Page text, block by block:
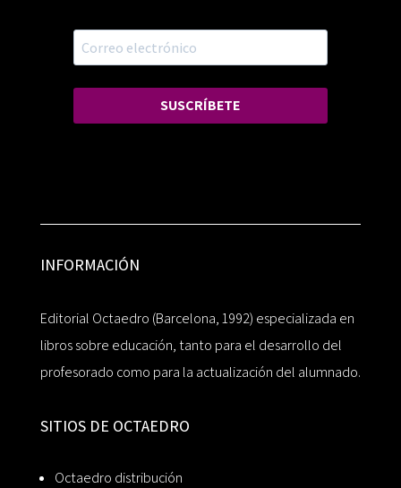
SUSCRÍBETE
INFORMACIÓN
Editorial Octaedro (Barcelona, 1992) especializada en
libros sobre educación, tanto para el desarrollo del
profesorado como para la actualización del alumnado.
SITIOS DE OCTAEDRO
Octaedro distribución